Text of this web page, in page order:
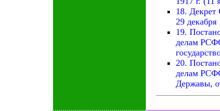
18. Декрет
29 декабря
19.
делам
20.
делам
Державы,